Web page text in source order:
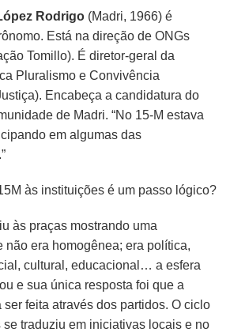
Rodrigo (Madri, 1966) é
Está na direção de ONGs
Tomillo). É diretor-geral da
Pluralismo e Convivência
Encabeça a candidatura do
de Madri. “No 15-M estava
em algumas das
às instituições é um passo lógico?
às praças mostrando uma
não era homogênea; era política,
cultural, educacional… a esfera
e sua única resposta foi que a
feita através dos partidos. O ciclo
traduziu em iniciativas locais e no